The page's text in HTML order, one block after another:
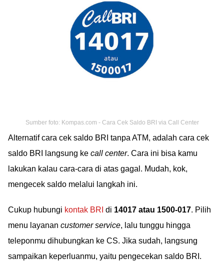
Sumber foto: Kompas.com - Cara Cek Saldo BRI via Call Center
Alternatif cara cek saldo BRI tanpa ATM, adalah cara cek
saldo BRI langsung ke call center. Cara ini bisa kamu
lakukan kalau cara-cara di atas gagal. Mudah, kok,
mengecek saldo melalui langkah ini.
Cukup hubungi kontak BRI di 14017 atau 1500-017. Pilih
menu layanan customer service, lalu tunggu hingga
teleponmu dihubungkan ke CS. Jika sudah, langsung
sampaikan keperluanmu, yaitu pengecekan saldo BRI.